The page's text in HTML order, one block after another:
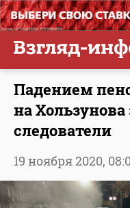
Падением
на
следователи
19 ноября 2020,